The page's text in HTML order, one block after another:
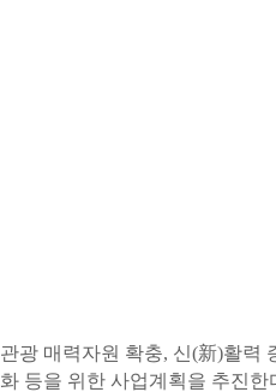
광 매력자원 확충, 신(新)활
등을 위한 사업계획을 추진한